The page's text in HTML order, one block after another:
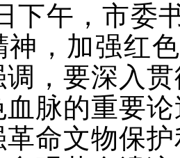
下午，市委
神，加强红
调，要深入
血脉的重要
命文物保